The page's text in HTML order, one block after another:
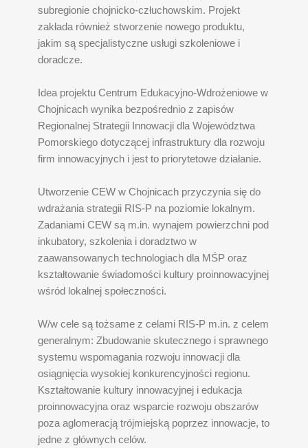
subregionie chojnicko-człuchowskim. Projekt
zakłada również stworzenie nowego produktu,
jakim są specjalistyczne usługi szkoleniowe i
doradcze.
Idea projektu Centrum Edukacyjno-Wdrożeniowe w
Chojnicach wynika bezpośrednio z zapisów
Regionalnej Strategii Innowacji dla Województwa
Pomorskiego dotyczącej infrastruktury dla rozwoju
firm innowacyjnych i jest to priorytetowe działanie.
Utworzenie CEW w Chojnicach przyczynia się do
wdrażania strategii RIS-P na poziomie lokalnym.
Zadaniami CEW są m.in. wynajem powierzchni pod
inkubatory, szkolenia i doradztwo w
zaawansowanych technologiach dla MŚP oraz
kształtowanie świadomości kultury proinnowacyjnej
wśród lokalnej społeczności.
W/w cele są tożsame z celami RIS-P m.in. z celem
generalnym: Zbudowanie skutecznego i sprawnego
systemu wspomagania rozwoju innowacji dla
osiągnięcia wysokiej konkurencyjności regionu.
Kształtowanie kultury innowacyjnej i edukacja
proinnowacyjna oraz wsparcie rozwoju obszarów
poza aglomeracją trójmiejską poprzez innowacje, to
jedne z głównych celów.